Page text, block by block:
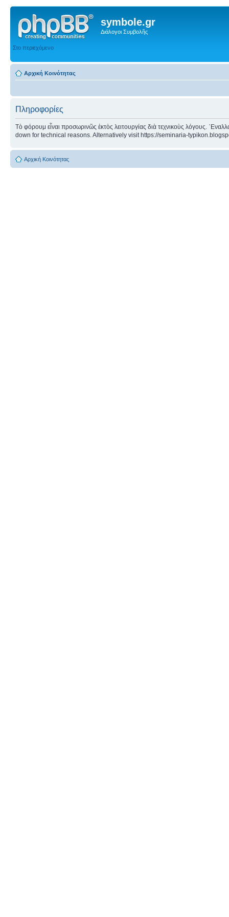
symbole.gr
Διάλογοι Συμβολῆς
Στο περιεχόμενο
Αρχική Κοινότητας
Πληροφορίες
Τὸ φόρουμ εἶναι προσωρινῶς ἐκτὸς λειτουργίας διὰ τεχνικοὺς λόγους.
down for technical reasons. Alternatively visit https://seminaria-
Αρχική Κοινότητας